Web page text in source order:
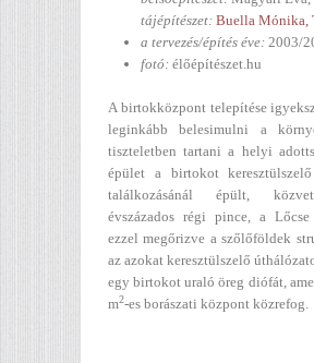
tájépítészet: Buella Mónika,
a tervezés/építés éve: 2003/
fotó: élőépítészet.hu
A birtokközpont telepítése
leginkább belesimulni a
tiszteletben tartani a helyi
épület a birtokot
találkozásánál épült,
évszázados régi pince, a
ezzel megőrizve a szőlőföldek
az azokat keresztülszelő
egy birtokot uraló öreg diófát,
m2-es borászati központ közrefog.